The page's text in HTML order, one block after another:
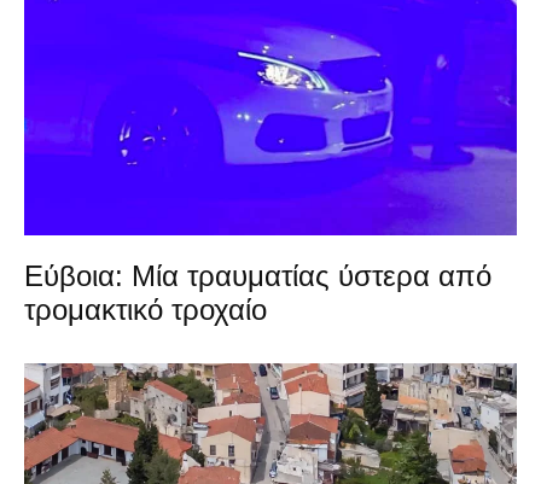
Εύβοια: Μία τραυματίας ύστερα από
τρομακτικό τροχαίο